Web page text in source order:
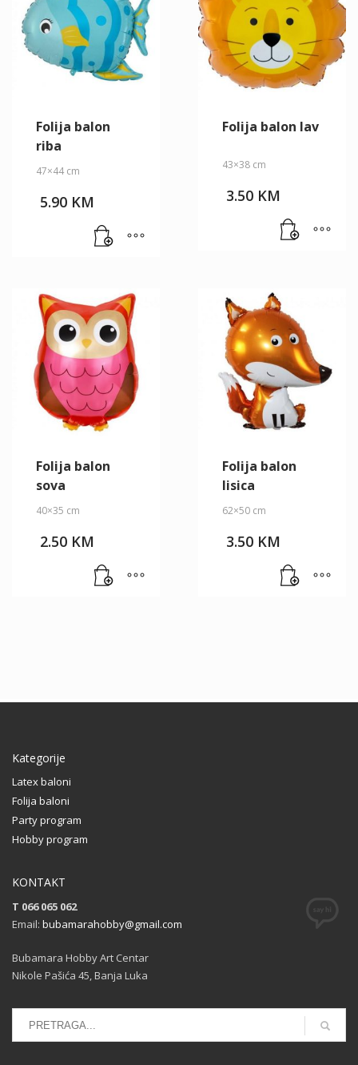
Folija balon
riba
47×44 cm
5.90 KM
Folija balon lav
43×38 cm
3.50 KM
Folija balon
sova
40×35 cm
2.50 KM
Folija balon
lisica
62×50 cm
3.50 KM
Kategorije
Latex baloni
Folija baloni
Party program
Hobby program
KONTAKT
T 066 065 062
Email: bubamarahobby@gmail.com
Bubamara Hobby Art Centar
Nikole Pašića 45, Banja Luka